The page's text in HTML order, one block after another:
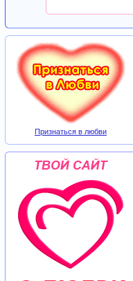
Признаться в любви